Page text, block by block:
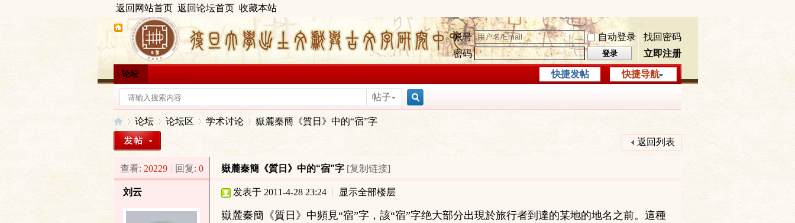
返回网站首页 返回论坛首页 收藏本站
帐号 自动登录
找回密码
密码
登录 立即注册
快捷导航
论坛 快捷发帖
帖子
出»
论坛
›
论坛区
›
学术讨论
›
嶽麓秦簡《質日》中的“宿”字
返回列表
查看: 20229 | 回复: 0 嶽麓秦簡《質日》中的“宿”字 [复制链接]
刘云 发表于 2011-4-28 23:24 | 显示全部楼层
嶽麓秦簡《質日》中頻見“宿”字，該“宿”字绝大部分出現於旅行者到達的某地的地名之前。這種